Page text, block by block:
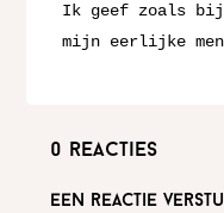
Ik geef zoals
mijn eerlijke
0 reacties
Een reactie